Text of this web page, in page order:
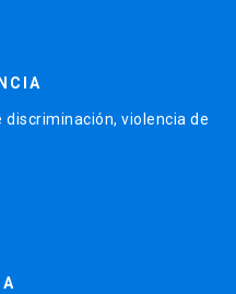
discriminación, violencia de